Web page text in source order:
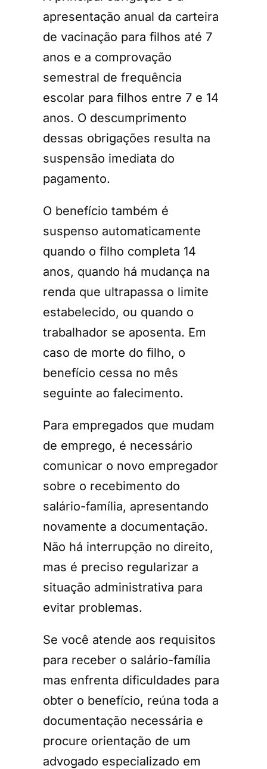
apresentação anual da carteira
de vacinação para filhos até 7
anos e a comprovação
semestral de frequência
escolar para filhos entre 7 e 14
anos. O descumprimento
dessas obrigações resulta na
suspensão imediata do
pagamento.
O benefício também é
suspenso automaticamente
quando o filho completa 14
anos, quando há mudança na
renda que ultrapassa o limite
estabelecido, ou quando o
trabalhador se aposenta. Em
caso de morte do filho, o
benefício cessa no mês
seguinte ao falecimento.
Para empregados que mudam
de emprego, é necessário
comunicar o novo empregador
sobre o recebimento do
salário-família, apresentando
novamente a documentação.
Não há interrupção no direito,
mas é preciso regularizar a
situação administrativa para
evitar problemas.
Se você atende aos requisitos
para receber o salário-família
mas enfrenta dificuldades para
obter o benefício, reúna toda a
documentação necessária e
procure orientação de um
advogado especializado em